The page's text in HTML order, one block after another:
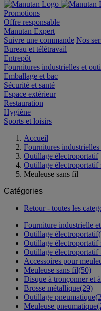
Promotions
Offre responsable
Manutan Expert
Suivre une commande Nos
Bureau et télétravail
Entrepôt
Fournitures industrielles et
Emballage et bac
Sécurité et santé
Espace extérieur
Restauration
Hygiène
Sports et loisirs
Accueil
Fournitures
Outillage électroportatif
Outillage électroportatif
Meuleuse sans fil
Catégories
Retour - toutes les
Fourniture industrielle
Outillage électroportatif
Outillage électroportatif
Outillage électroportatif
Accessoires pour
Meuleuse sans fil(50)
Disque à tronçonner et
Brosse métallique(29)
Outillage pneumatique
Meuleuse pneumatique